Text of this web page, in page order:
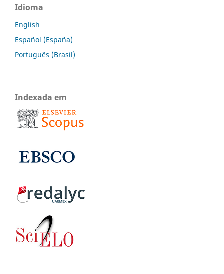
Idioma
English
Español (España)
Português (Brasil)
Indexada em